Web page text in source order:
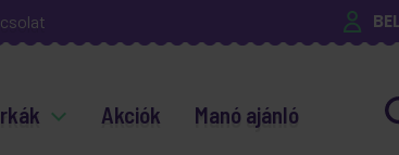
Akciók Manó ajánló